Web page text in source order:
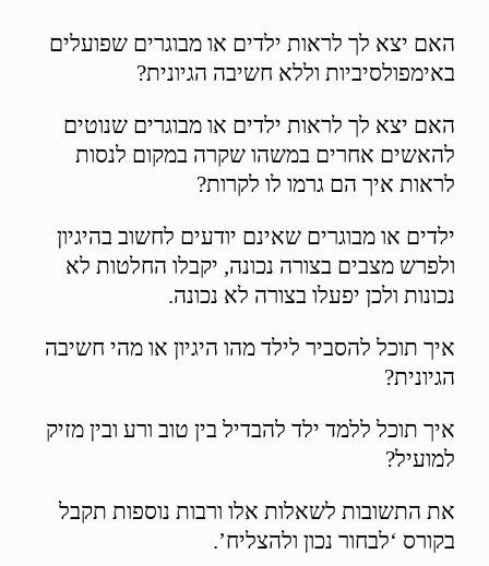
האם יצא לך לראות ילדים או מבוגרים שפועלים
באימפולסיביות וללא חשיבה הגיונית?
האם יצא לך לראות ילדים או מבוגרים שנוטים
להאשים אחרים במשהו שקרה במקום לנסות
לראות איך הם גרמו לו לקרות?
ילדים או מבוגרים שאינם יודעים לחשוב בהיגיון
ולפרש מצבים בצורה נכונה, יקבלו החלטות לא
נכונות ולכן יפעלו בצורה לא נכונה.
איך תוכל להסביר לילד מהו היגיון או מהי חשיבה
הגיונית?
איך תוכל ללמד ילד להבדיל בין טוב ורע ובין מזיק
למועיל?
את התשובות לשאלות אלו ורבות נוספות תקבל
בקורס ‘לבחור נכון ולהצליח’.